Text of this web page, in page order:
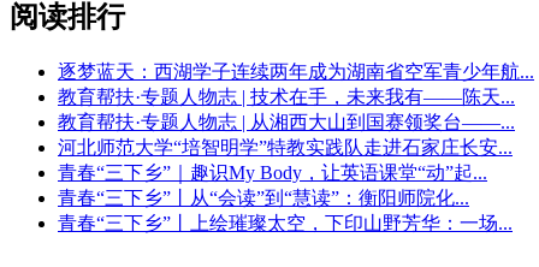
阅读排行
逐梦蓝天：西湖学子连续两年成为湖南省空军青少年航...
教育帮扶·专题人物志 | 技术在手，未来我有——陈天...
教育帮扶·专题人物志 | 从湘西大山到国赛领奖台——...
河北师范大学“培智明学”特教实践队走进石家庄长安...
青春“三下乡”｜趣识My Body，让英语课堂“动”起...
青春“三下乡”丨从“会读”到“慧读”：衡阳师院化...
青春“三下乡”丨上绘璀璨太空，下印山野芳华：一场...